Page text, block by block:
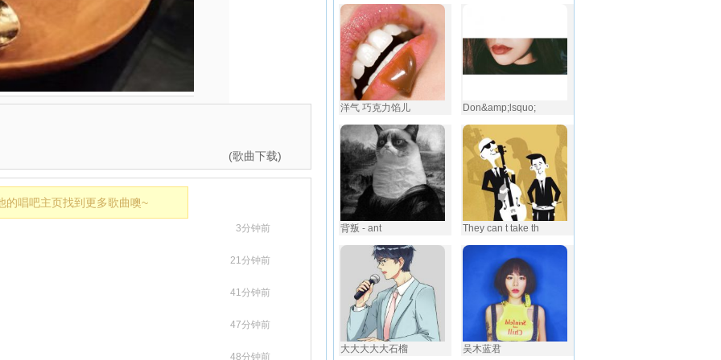
(歌曲下载)
的唱吧主页找到更多歌曲噢~
3分钟前
21分钟前
41分钟前
47分钟前
48分钟前
洋气 巧克力馅儿 Don&amp;lsquo;
背叛 - ant They can t take th
大大大大大石榴 吴木蓝君